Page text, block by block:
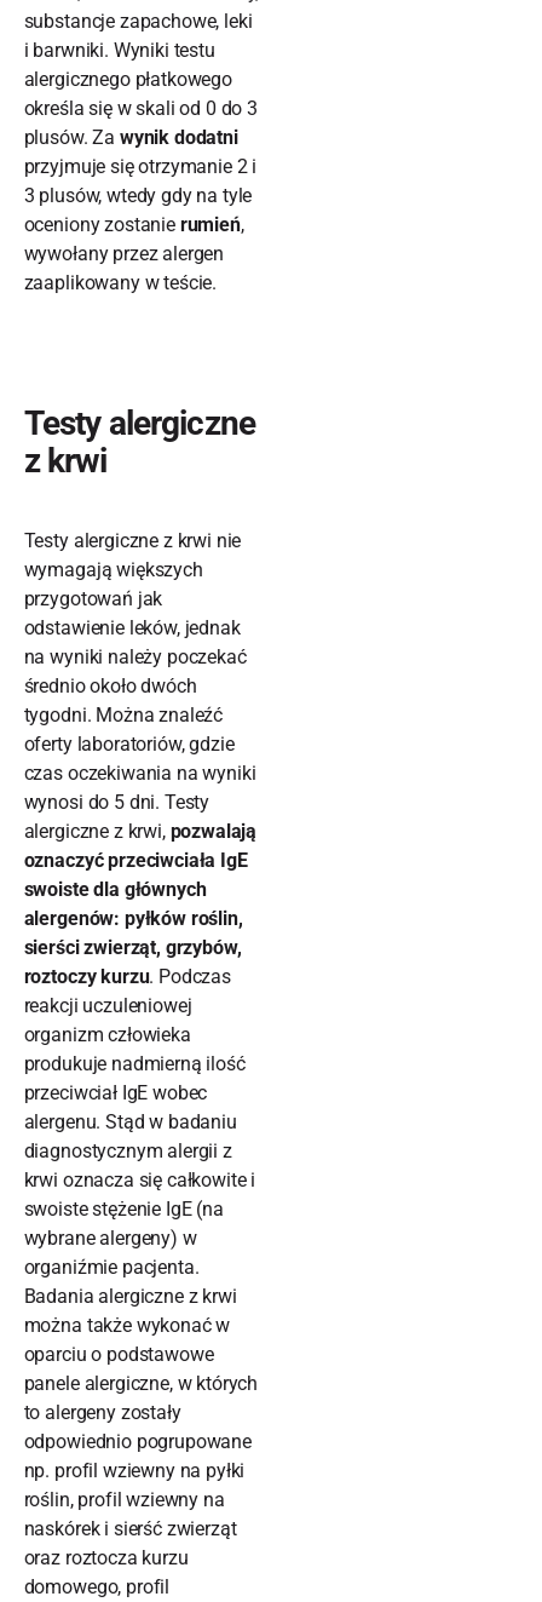
substancje zapachowe, leki
i barwniki. Wyniki testu
alergicznego płatkowego
określa się w skali od 0 do 3
plusów. Za wynik dodatni
przyjmuje się otrzymanie 2 i
3 plusów, wtedy gdy na tyle
oceniony zostanie rumień,
wywołany przez alergen
zaaplikowany w teście.
Testy alergiczne
z krwi
Testy alergiczne z krwi nie
wymagają większych
przygotowań jak
odstawienie leków, jednak
na wyniki należy poczekać
średnio około dwóch
tygodni. Można znaleźć
oferty laboratoriów, gdzie
czas oczekiwania na wyniki
wynosi do 5 dni. Testy
alergiczne z krwi, pozwalają
oznaczyć przeciwciała IgE
swoiste dla głównych
alergenów: pyłków roślin,
sierści zwierząt, grzybów,
roztoczy kurzu. Podczas
reakcji uczuleniowej
organizm człowieka
produkuje nadmierną ilość
przeciwciał IgE wobec
alergenu. Stąd w badaniu
diagnostycznym alergii z
krwi oznacza się całkowite i
swoiste stężenie IgE (na
wybrane alergeny) w
organiźmie pacjenta.
Badania alergiczne z krwi
można także wykonać w
oparciu o podstawowe
panele alergiczne, w których
to alergeny zostały
odpowiednio pogrupowane
np. profil wziewny na pyłki
roślin, profil wziewny na
naskórek i sierść zwierząt
oraz roztocza kurzu
domowego, profil